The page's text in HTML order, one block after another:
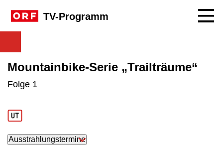
TV-Programm
Mountainbike-Serie „Trailträume“
Folge 1
Ausstrahlungstermine